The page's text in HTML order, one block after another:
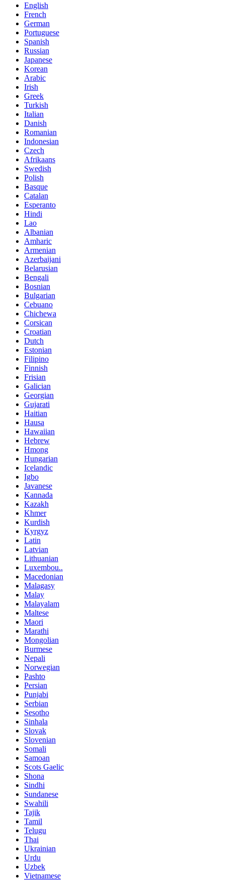
English
French
German
Portuguese
Spanish
Russian
Japanese
Korean
Arabic
Irish
Greek
Turkish
Italian
Danish
Romanian
Indonesian
Czech
Afrikaans
Swedish
Polish
Basque
Catalan
Esperanto
Hindi
Lao
Albanian
Amharic
Armenian
Azerbaijani
Belarusian
Bengali
Bosnian
Bulgarian
Cebuano
Chichewa
Corsican
Croatian
Dutch
Estonian
Filipino
Finnish
Frisian
Galician
Georgian
Gujarati
Haitian
Hausa
Hawaiian
Hebrew
Hmong
Hungarian
Icelandic
Igbo
Javanese
Kannada
Kazakh
Khmer
Kurdish
Kyrgyz
Latin
Latvian
Lithuanian
Luxembou..
Macedonian
Malagasy
Malay
Malayalam
Maltese
Maori
Marathi
Mongolian
Burmese
Nepali
Norwegian
Pashto
Persian
Punjabi
Serbian
Sesotho
Sinhala
Slovak
Slovenian
Somali
Samoan
Scots Gaelic
Shona
Sindhi
Sundanese
Swahili
Tajik
Tamil
Telugu
Thai
Ukrainian
Urdu
Uzbek
Vietnamese